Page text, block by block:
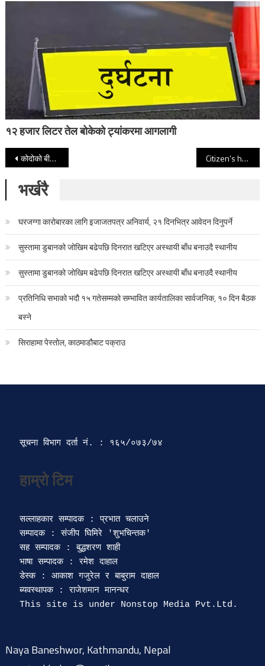
१२ हजार लिटर तेल बोकेको ट्यांकरमा आगलागी
Post navigation
कोदोको बीउ पाउनै मुस्किल Citizen’s help desk in 14 locations
भर्खरै
घरजग्गा कारोबारका लागि इजाजतपत्र अनिवार्य, २१ दिनभित्र आवेदन दिनुपर्ने
सुस्तामा डुबानको जोखिम बढेपछि दिनरात खटिएर अस्थायी बाँध बनाउदै स्थानीय
सुस्तामा डुबानको जोखिम बढेपछि दिनरात खटिएर अस्थायी बाँध बनाउदै स्थानीय
प्रतिनिधि सभाको भदौ १५ गतेसम्मको सम्भावित कार्यतालिका सार्वजनिक, १० दिन बैठक
बस्ने
सिराहामा पेस्तोल, काठमाडौबाट पक्राउ
सूचना विभाग दर्ता‍ नं. : १६५/०७३/७४
हाम्रो टिम
सल्लाहकार सम्पादक : प्रभात चलाउने
सम्पादक : संजीप घिमिरे 'शुभचिन्तक'
सह सम्पादक : बुद्धशरण शाही
भाषा सम्पादक : रमेश दाहाल
डेस्क : आकाश गजुरेल र बाबुराम दाहाल
ब्यवस्थापक : राजेशमान मानन्धर
Naya Baneshwor, Kathmandu, Nepal